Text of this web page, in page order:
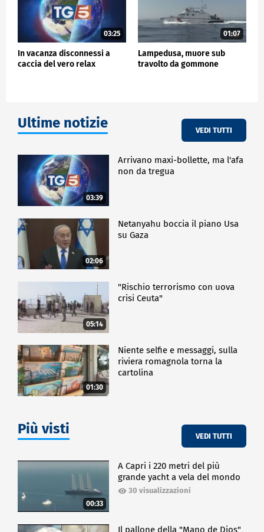
03:25
In vacanza disconnessi a
caccia del vero relax
01:07
Lampedusa, muore sub
travolto da gommone
Ultime notizie VEDI TUTTI
03:39
Arrivano maxi-bollette, ma l'afa
non da tregua
02:06
Netanyahu boccia il piano Usa
su Gaza
05:14
"Rischio terrorismo con uova
crisi Ceuta"
01:30
Niente selfie e messaggi, sulla
riviera romagnola torna la
cartolina
Più visti VEDI TUTTI
00:33
A Capri i 220 metri del più
grande yacht a vela del mondo
30 visualizzazioni
Il pallone della "Mano de Dios"